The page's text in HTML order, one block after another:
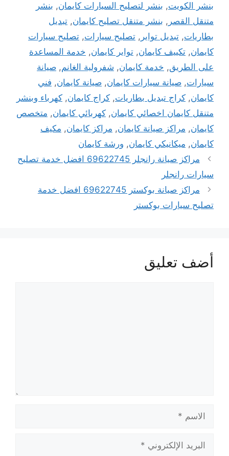
بنشر الكويت, بنشر لتصليح السيارات كايمان, بنشر
متنقل القصر , بنشر متنقل تصليح كايمان, تبديل
بطاريات, تبديل تواير , تصليح سيارات, تصليح سيارات
كايمان, تكييف كايمان, تواير كايمان, خدمة المساعدة
على الطريق, خدمة كايمان, شفرولية الغانم, صيانة
سيارات, صيانة سيارات كايمان, صيانة كايمان, فني
كايمان, كراج تبديل بطاريات, كراج كايمان, كهرباء وبنشر
متنقل كايمان اخصائي كايمان, كهربائي كايمان, متخصص
كايمان, مراكز صيانة كايمان, مراكز كايمان, مكيف
كايمان, ميكانيكي كايمان, ورشة كايمان
مراكز صيانة رانجلر 69622745 افضل خدمة تصليح
سيارات رانجلر
مراكز صيانة بوكستر 69622745 افضل خدمة
تصليح سيارات بوكستر
أضف تعليق
الاسم
البريد
الإلكتروني